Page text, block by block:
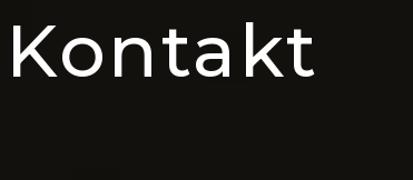
Kontakt